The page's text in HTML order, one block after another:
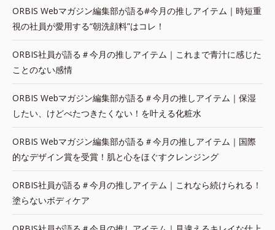
ORBIS Webマガジン編集部が語る#今月の推しアイテム｜時短重
視の社員が愛用する“朝洗顔料”はコレ！
ORBIS社員が語る＃今月の推しアイテム｜これまで青汁に感じた
ことのない感情
ORBIS Webマガジン編集部が語る＃今月の推しアイテム｜保湿
したい、けどべたつきたくない！を叶える化粧水
ORBIS Webマガジン編集部が語る＃今月の推しアイテム｜国際
的なデザイン賞を受賞！肌と心をほぐすクレンジング
ORBIS社員が語る＃今月の推しアイテム｜これなら続けられる！
塗らないボディケア